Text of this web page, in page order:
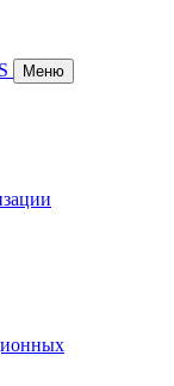
Меню